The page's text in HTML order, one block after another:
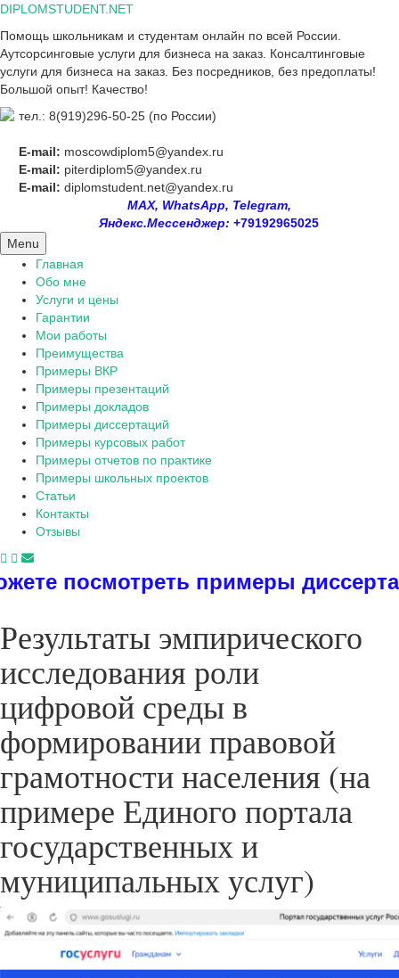
Skip
content
DIPLOMSTUDENT.NET
Помощь школьникам и студентам онлайн по всей России.
Аутсорсинговые услуги для бизнеса на заказ. Консалтинговые
услуги для бизнеса на заказ. Без посредников, без предоплаты!
Большой опыт! Качество!
тел.: 8(919)296-50-25 (по России)
E-mail: moscowdiplom5@yandex.ru
E-mail: piterdiplom5@yandex.ru
E-mail: diplomstudent.net@yandex.ru
MAX, WhatsApp, Telegram,
Яндекс.Мессенджер: +79192965025
Menu
Главная
Обо мне
Услуги и цены
Гарантии
Мои работы
Преимущества
Примеры ВКР
Примеры презентаций
Примеры докладов
Примеры диссертаций
Примеры курсовых работ
Примеры отчетов по практике
Примеры школьных проектов
Статьи
Контакты
Отзывы
примеры диссертаций,
Результаты эмпирического
исследования роли
цифровой среды в
формировании правовой
грамотности населения (на
примере Единого портала
государственных и
муниципальных услуг)